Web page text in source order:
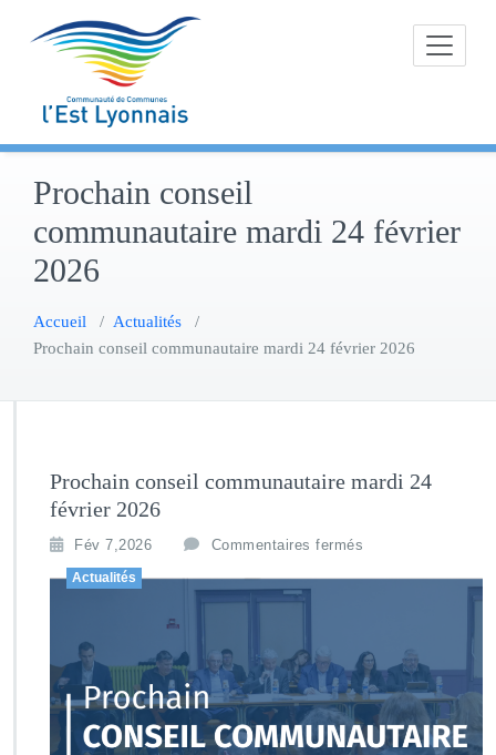
Prochain conseil
communautaire mardi 24 février
2026
Accueil / Actualités /
Prochain conseil communautaire mardi 24 février 2026
Prochain conseil communautaire mardi 24
février 2026
Fév 7,2026 Commentaires fermés
Actualités